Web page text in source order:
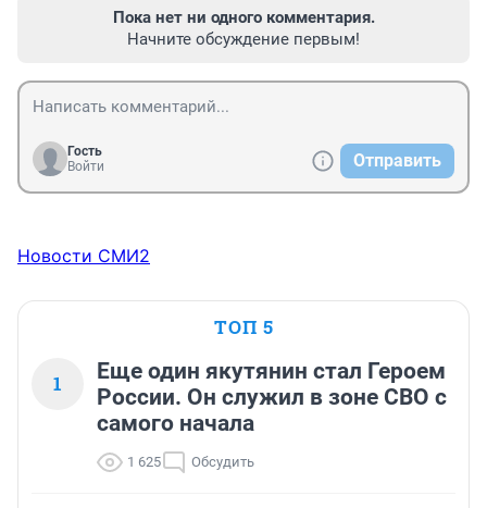
Пока нет ни одного комментария.
Начните обсуждение первым!
Гость
Войти
Отправить
Новости СМИ2
ТОП 5
1
Еще один якутянин стал Героем
России. Он служил в зоне СВО с
самого начала
1 625 Обсудить